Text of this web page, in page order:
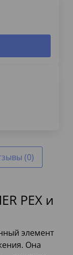
(0)
PEX и
элемент
Она